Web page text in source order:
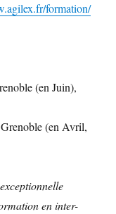
formation/
(en Juin),
(en Avril,
en inter-